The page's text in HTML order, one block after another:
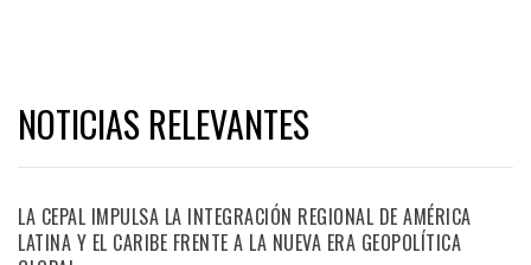
NOTICIAS RELEVANTES
LA CEPAL IMPULSA LA INTEGRACIÓN REGIONAL DE AMÉRICA
LATINA Y EL CARIBE FRENTE A LA NUEVA ERA GEOPOLÍTICA